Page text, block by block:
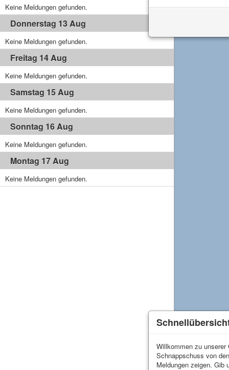
Keine Meldungen gefunden.
Donnerstag 13 Aug
Keine Meldungen gefunden.
Freitag 14 Aug
Keine Meldungen gefunden.
Samstag 15 Aug
Keine Meldungen gefunden.
Sonntag 16 Aug
Keine Meldungen gefunden.
Montag 17 Aug
Keine Meldungen gefunden.
Willkommen zu
Schnappschuss von
Meldungen zeigen. Gib